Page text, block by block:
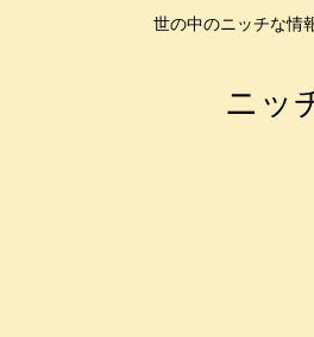
世の中のニッチな情
ニッ